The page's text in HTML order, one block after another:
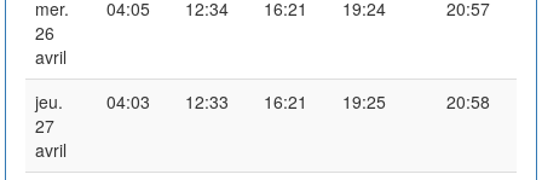
mer.
26
avril
04:05 12:34 16:21 19:24 20:57
jeu.
27
avril
04:03 12:33 16:21 19:25 20:58